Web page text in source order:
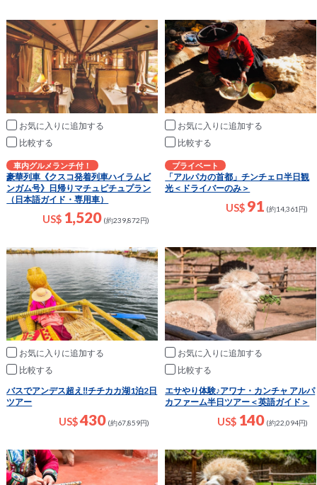
お気に入りに追加
比較
車内グルメランチ付！
豪華列車《クスコ発着列車ハイラムビ
ンガム号》日帰りマチュピチュプラン
（日本語ガイド・専用車）
US$ 1,520 (約239,872円)
お気に入りに追加
比較
プライベート
「アルパカの首都」チンチェロ半日観
光＜ドライバーのみ＞
US$ 91 (約14,361円)
お気に入りに追加
比較
バスでアンデス超え‼チチカカ湖1泊2日
ツアー
US$430 (約67,859円)
お気に入りに追加
比較
エサやり体験♪アワナ・カンチャ アルパ
カファーム半日ツアー＜英語ガイド＞
US$ 140 (約22,094円)